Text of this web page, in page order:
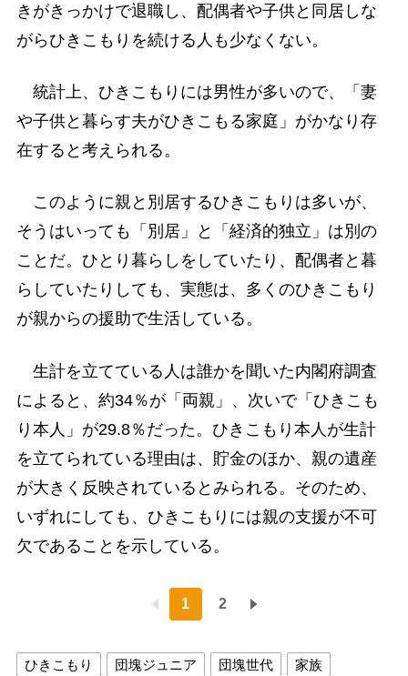
きがきっかけで退職し、配偶者や子供と同居しな
がらひきこもりを続ける人も少なくない。
統計上、ひきこもりには男性が多いので、「妻
や子供と暮らす夫がひきこもる家庭」がかなり存
在すると考えられる。
このように親と別居するひきこもりは多いが、
そうはいっても「別居」と「経済的独立」は別の
ことだ。ひとり暮らしをしていたり、配偶者と暮
らしていたりしても、実態は、多くのひきこもり
が親からの援助で生活している。
生計を立てている人は誰かを聞いた内閣府調査
によると、約34％が「両親」、次いで「ひきこも
り本人」が29.8％だった。ひきこもり本人が生計
を立てられている理由は、貯金のほか、親の遺産
が大きく反映されているとみられる。そのため、
いずれにしても、ひきこもりには親の支援が不可
欠であることを示している。
1 2
ひきこもり 団塊ジュニア 団塊世代 家族